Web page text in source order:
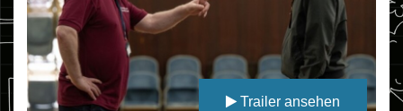
Trailer ansehen